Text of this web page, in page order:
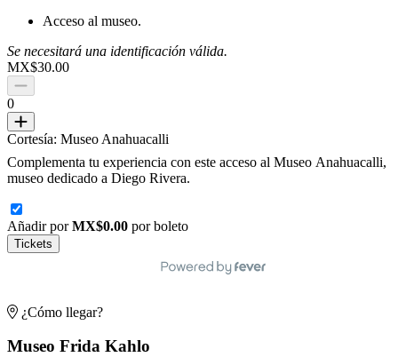
¿Cómo llegar?
Museo Frida Kahlo
Acceso al museo.
Se necesitará una identificación válida.
MX$30.00
0
Cortesía: Museo Anahuacalli
Complementa tu experiencia con este acceso al Museo Anahuacalli,
museo dedicado a Diego Rivera.
Añadir porMX$0.00 por boleto
Tickets